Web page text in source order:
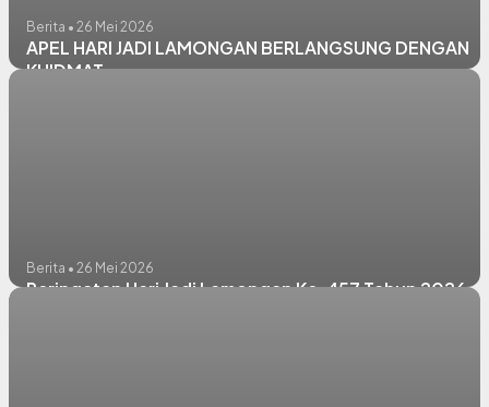
Berita • 26 Mei 2026
APEL HARI JADI LAMONGAN BERLANGSUNG DENGAN
KHIDMAT
Berita • 26 Mei 2026
Peringatan Hari Jadi Lamongan Ke-457 Tahun 2026